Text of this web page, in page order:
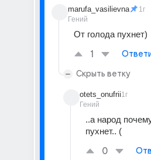
marufa_vasilievna
Гений
1г
От голода пухнет)
1
Скрыть ветку
otets_onufrii
Гений
1г
..а народ
пухнет.. (
0